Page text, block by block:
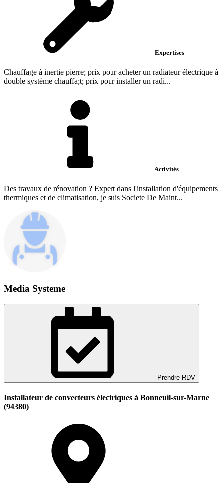
Expertises
Chauffage à inertie pierre; prix pour acheter un radiateur électrique à
double système chauffa;t; prix pour installer un radi...
Activités
Des travaux de rénovation ? Expert dans l'installation d'équipements
thermiques et de climatisation, je suis Societe De Maint...
Media Systeme
Prendre RDV
Installateur de convecteurs électriques à Bonneuil-sur-Marne
(94380)